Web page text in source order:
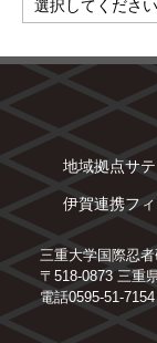
地域拠点サ
伊賀連携フ
三重大学国際忍
〒518-0873 三重
電話0595-51-